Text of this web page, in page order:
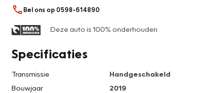
Bel ons op 0598-614890
Deze auto is 100% onderhouden
Specificaties
Transmissie
Handgeschakeld
Bouwjaar
2019